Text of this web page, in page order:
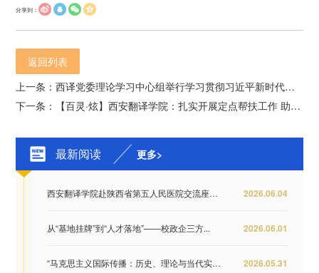
分享到：
返回列表
上一条：西译党委理论学习中心组举行学习贯彻习近平新时代中国特色社会主义思想主题教育专题辅导暨《习近平著作选读》第一卷、第二卷宣讲会
下一条：【百灵·炫】西安翻译学院：扎实开展定点帮扶工作 助力全面乡村振兴
最新阅读 更多>
2026.06.04
西安翻译学院赴陕西省第五人民医院交流座谈 推...
2026.06.01
从“基地挂牌”到“人才落地”——校政企三方...
2026.05.31
“马克思主义国际传播：历史、理论与当代实践...